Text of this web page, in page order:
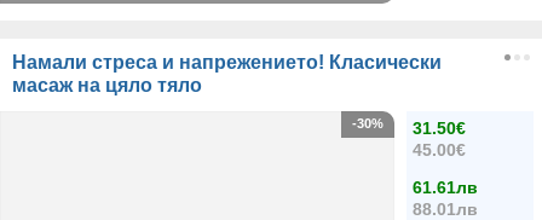
Намали стреса и напрежението! Класически
масаж на цяло тяло
31.50€
45.00€
61.61лв
88.01лв
-30%